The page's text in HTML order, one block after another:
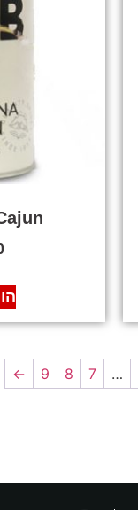
…
7
8
9
←